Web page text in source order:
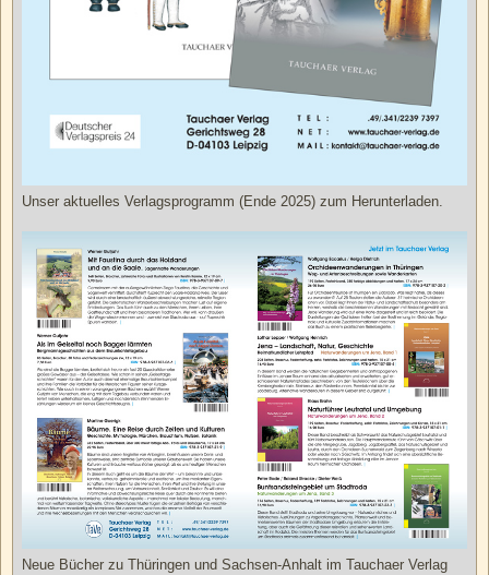
Unser aktuelles Verlagsprogramm (Ende 2025) zum Herunterladen.
Neue Bücher zu Thüringen und Sachsen-Anhalt im Tauchaer Verlag